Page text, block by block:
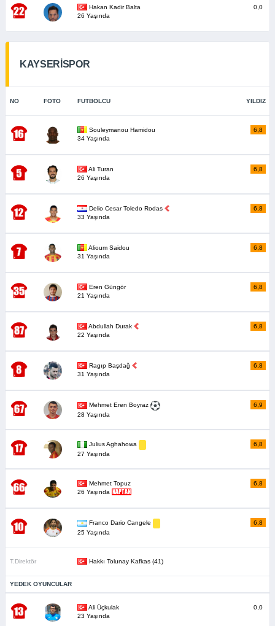
Hakan Kadir Balta
26 Yaşında
0,0
KAYSERİSPOR
NO FOTO FUTBOLCU YILDIZ
Souleymanou Hamidou
34 Yaşında
6,8
Ali Turan
26 Yaşında
6,8
Delio Cesar Toledo Rodas
33 Yaşında
6,8
Alioum Saidou
31 Yaşında
6,8
Eren Güngör
21 Yaşında
6,8
Abdullah Durak
22 Yaşında
6,8
Ragıp Başdağ
31 Yaşında
6,8
Mehmet Eren Boyraz
28 Yaşında
6,9
Julius Aghahowa
27 Yaşında
6,8
Mehmet Topuz
26 Yaşında
6,8
Franco Dario Cangele
25 Yaşında
6,8
T.Direktör Hakkı Tolunay Kafkas (41)
YEDEK OYUNCULAR
Ali Üçkulak
23 Yaşında
0,0